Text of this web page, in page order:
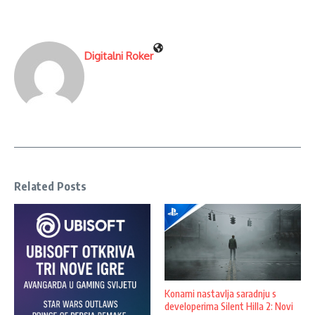
Digitalni Roker
Related Posts
Konami nastavlja saradnju s
developerima Silent Hilla 2: Novi